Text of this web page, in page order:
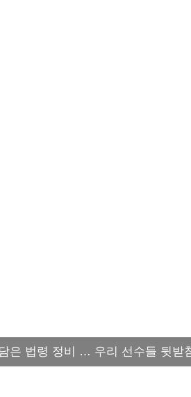
은 법령 정비 … 우리 선수들 뒷받